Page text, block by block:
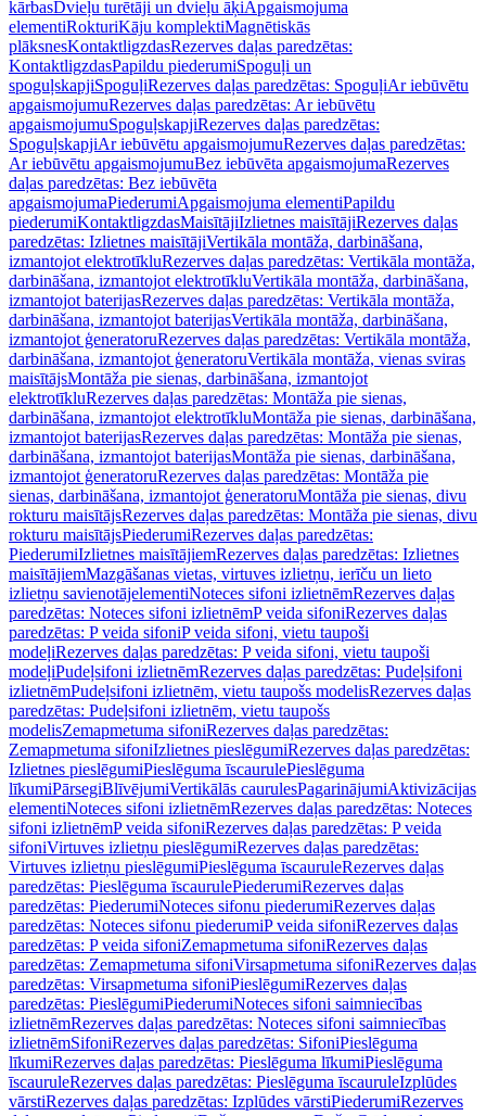
kārbasDvieļu turētāji un dvieļu āķiApgaismojuma
elementiRokturiKāju komplektiMagnētiskās
plāksnesKontaktligzdasRezerves daļas paredzētas:
KontaktligzdasPapildu piederumiSpoguļi un
spoguļskapjiSpoguļiRezerves daļas paredzētas: SpoguļiAr iebūvētu
apgaismojumuRezerves daļas paredzētas: Ar iebūvētu
apgaismojumuSpoguļskapjiRezerves daļas paredzētas:
SpoguļskapjiAr iebūvētu apgaismojumuRezerves daļas paredzētas:
Ar iebūvētu apgaismojumuBez iebūvēta apgaismojumaRezerves
daļas paredzētas: Bez iebūvēta
apgaismojumaPiederumiApgaismojuma elementiPapildu
piederumiKontaktligzdasMaisītājiIzlietnes maisītājiRezerves daļas
paredzētas: Izlietnes maisītājiVertikāla montāža, darbināšana,
izmantojot elektrotīkluRezerves daļas paredzētas: Vertikāla montāža,
darbināšana, izmantojot elektrotīkluVertikāla montāža, darbināšana,
izmantojot baterijasRezerves daļas paredzētas: Vertikāla montāža,
darbināšana, izmantojot baterijasVertikāla montāža, darbināšana,
izmantojot ģeneratoruRezerves daļas paredzētas: Vertikāla montāža,
darbināšana, izmantojot ģeneratoruVertikāla montāža, vienas sviras
maisītājsMontāža pie sienas, darbināšana, izmantojot
elektrotīkluRezerves daļas paredzētas: Montāža pie sienas,
darbināšana, izmantojot elektrotīkluMontāža pie sienas, darbināšana,
izmantojot baterijasRezerves daļas paredzētas: Montāža pie sienas,
darbināšana, izmantojot baterijasMontāža pie sienas, darbināšana,
izmantojot ģeneratoruRezerves daļas paredzētas: Montāža pie
sienas, darbināšana, izmantojot ģeneratoruMontāža pie sienas, divu
rokturu maisītājsRezerves daļas paredzētas: Montāža pie sienas, divu
rokturu maisītājsPiederumiRezerves daļas paredzētas:
PiederumiIzlietnes maisītājiemRezerves daļas paredzētas: Izlietnes
maisītājiemMazgāšanas vietas, virtuves izlietņu, ierīču un lieto
izlietņu savienotājelementiNoteces sifoni izlietnēmRezerves daļas
paredzētas: Noteces sifoni izlietnēmP veida sifoniRezerves daļas
paredzētas: P veida sifoniP veida sifoni, vietu taupoši
modeļiRezerves daļas paredzētas: P veida sifoni, vietu taupoši
modeļiPudeļsifoni izlietnēmRezerves daļas paredzētas: Pudeļsifoni
izlietnēmPudeļsifoni izlietnēm, vietu taupošs modelisRezerves daļas
paredzētas: Pudeļsifoni izlietnēm, vietu taupošs
modelisZemapmetuma sifoniRezerves daļas paredzētas:
Zemapmetuma sifoniIzlietnes pieslēgumiRezerves daļas paredzētas:
Izlietnes pieslēgumiPieslēguma īscaurulePieslēguma
līkumiPārsegiBlīvējumiVertikālās caurulesPagarinājumiAktivizācijas
elementiNoteces sifoni izlietnēmRezerves daļas paredzētas: Noteces
sifoni izlietnēmP veida sifoniRezerves daļas paredzētas: P veida
sifoniVirtuves izlietņu pieslēgumiRezerves daļas paredzētas:
Virtuves izlietņu pieslēgumiPieslēguma īscauruleRezerves daļas
paredzētas: Pieslēguma īscaurulePiederumiRezerves daļas
paredzētas: PiederumiNoteces sifonu piederumiRezerves daļas
paredzētas: Noteces sifonu piederumiP veida sifoniRezerves daļas
paredzētas: P veida sifoniZemapmetuma sifoniRezerves daļas
paredzētas: Zemapmetuma sifoniVirsapmetuma sifoniRezerves daļas
paredzētas: Virsapmetuma sifoniPieslēgumiRezerves daļas
paredzētas: PieslēgumiPiederumiNoteces sifoni saimniecības
izlietnēmRezerves daļas paredzētas: Noteces sifoni saimniecības
izlietnēmSifoniRezerves daļas paredzētas: SifoniPieslēguma
līkumiRezerves daļas paredzētas: Pieslēguma līkumiPieslēguma
īscauruleRezerves daļas paredzētas: Pieslēguma īscauruleIzplūdes
vārstiRezerves daļas paredzētas: Izplūdes vārstiPiederumiRezerves